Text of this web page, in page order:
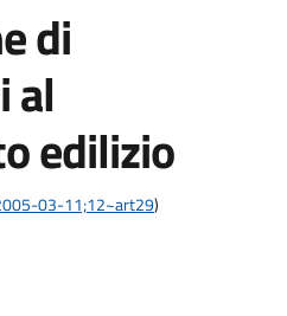
di
al
edilizio
03-11;12~art29)